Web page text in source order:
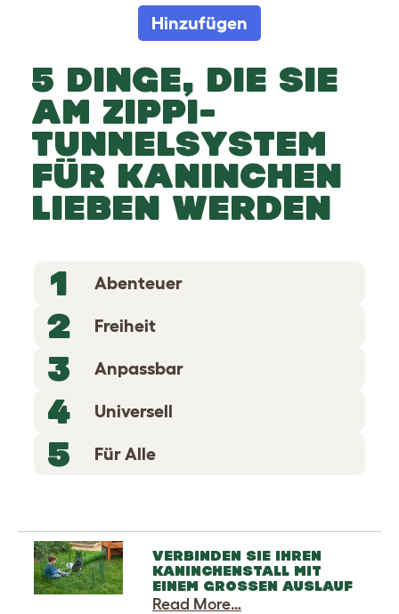
Hinzufügen
5 DINGE, DIE SIE
AM ZIPPI-
TUNNELSYSTEM
FÜR KANINCHEN
LIEBEN WERDEN
1
Abenteuer
2 Freiheit
3 Anpassbar
4 Universell
5 Für Alle
VERBINDEN SIE IHREN
KANINCHENSTALL MIT
EINEM GROSSEN AUSLAUF
Read More…